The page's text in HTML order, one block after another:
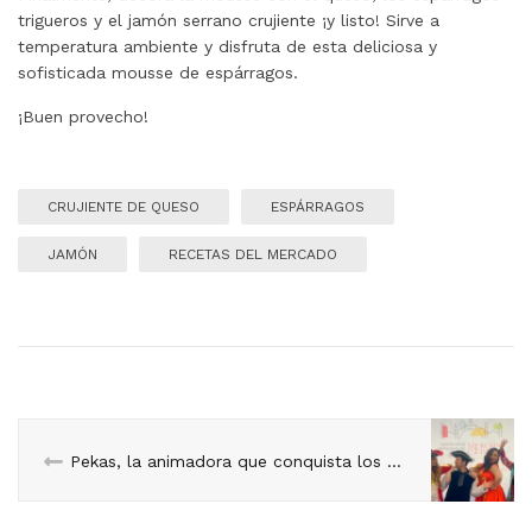
trigueros y el jamón serrano crujiente ¡y listo! Sirve a
temperatura ambiente y disfruta de esta deliciosa y
sofisticada mousse de espárragos.
¡Buen provecho!
CRUJIENTE DE QUESO ESPÁRRAGOS
JAMÓN RECETAS DEL MERCADO
Pekas, la animadora que conquista los corazones del Mercado Central.